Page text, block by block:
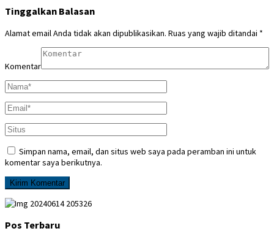
Tinggalkan Balasan
Alamat email Anda tidak akan dipublikasikan. Ruas yang wajib ditandai *
Komentar
Simpan nama, email, dan situs web saya pada peramban ini untuk
komentar saya berikutnya.
Pos Terbaru